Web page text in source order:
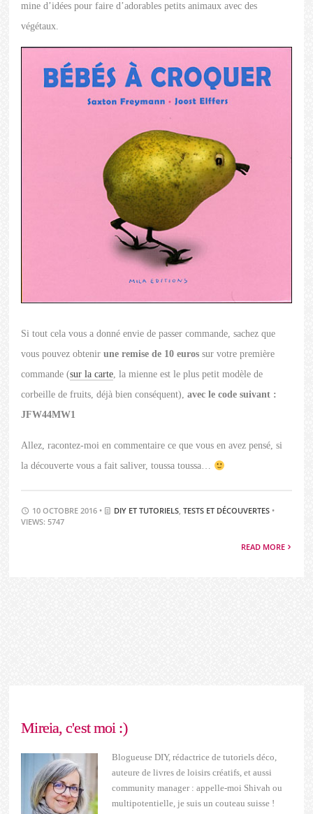
mine d’idées pour faire d’adorables petits animaux avec des
végétaux.
Si tout cela vous a donné envie de passer commande, sachez que
vous pouvez obtenirune remise de 10 euros sur votre première
commande (sur la carte, la mienne est le plus petit modèle de
corbeille de fruits, déjà bien conséquent),avec le code suivant :
JFW44MW1
Allez, racontez-moi en commentaire ce que vous en avez pensé, si
la découverte vous a fait saliver, toussa toussa…
10 OCTOBRE 2016 • DIY ET TUTORIELS,TESTS ET DÉCOUVERTES •
VIEWS: 5747
READ MORE
Mireia, c'est moi :)
Blogueuse DIY, rédactrice de tutoriels déco,
auteure de livres de loisirs créatifs, et aussi
community manager : appelle-moi Shivah ou
multipotentielle, je suis un couteau suisse !